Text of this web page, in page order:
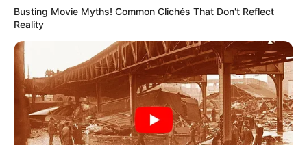
Busting Movie Myths! Common Clichés That Don't Reflect
Reality